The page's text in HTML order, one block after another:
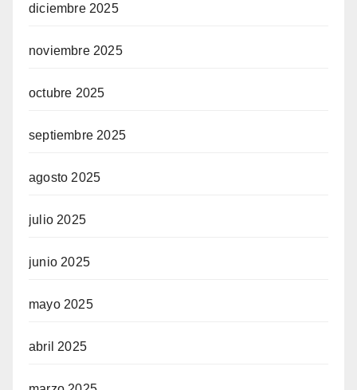
diciembre 2025
noviembre 2025
octubre 2025
septiembre 2025
agosto 2025
julio 2025
junio 2025
mayo 2025
abril 2025